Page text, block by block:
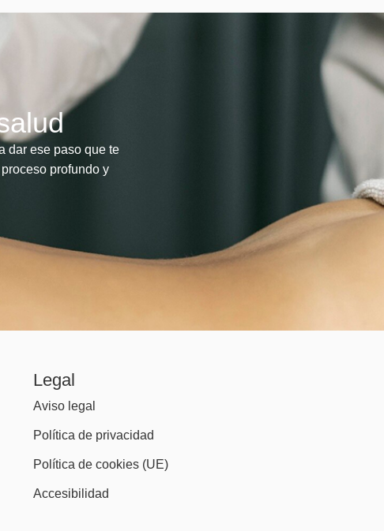
dar ese paso que te
profundo y
Legal
Aviso legal
Política de privacidad
Política de cookies (UE)
Accesibilidad